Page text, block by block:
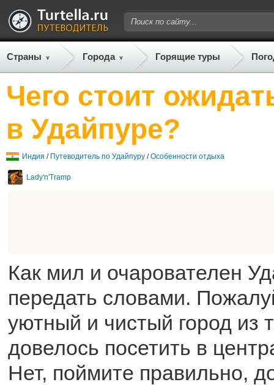
Страны Города Горящие туры
Чего стоит
в Удайпуре?
Индия / Путеводитель по Удайпуру /Особенности отдыха
Lady'n'Tramp
Как мил и очарователен
передать словами.
уютный и чистый город из
довелось посетить в
Нет, поймите правильно,